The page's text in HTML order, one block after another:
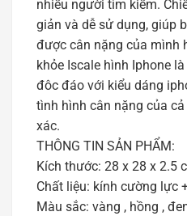
nhiều người tìm kiếm.
giản và dễ sử dụng, giúp
được cân nặng của mình
khỏe Iscale hình Iphone
đôc đáo với kiểu dáng
tình hình cân nặng của
xác.
THÔNG TIN SẢN PHẨM:
Kích thước: 28 x 28 x 2.5
Chất liệu: kính cường lực
Màu sắc: vàng , hồng ,